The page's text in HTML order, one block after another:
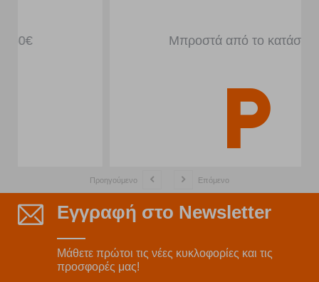
Μπροστά από το κατάστημα
Προηγούμενο Επόμενο
Εγγραφή στο Newsletter
Μάθετε πρώτοι τις νέες κυκλοφορίες και τις
προσφορές μας!